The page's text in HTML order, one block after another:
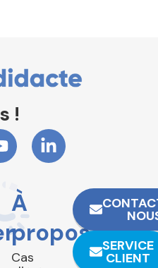
!
À
propos
Cas
SERVICE
CLIENT